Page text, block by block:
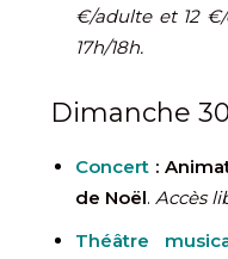
€/adulte et 12
17h/18h.
Dimanche
Concert :
de Noël. Accès
Théâtre